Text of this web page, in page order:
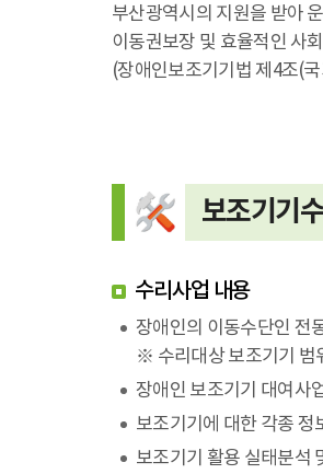
부산광역시의 지원을 받아
이동권보장 및 효율적인 사
(장애인보조기기법 제4조(
보조기기
수리사업 내용
장애인의 이동수단인 전
※ 수리대상 보조기기 범
장애인 보조기기 대여사
보조기기에 대한 각종 정
보조기기 활용 실태분석